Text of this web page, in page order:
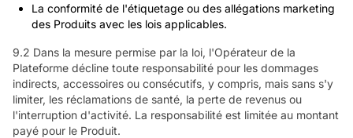
La conformité de l'étiquetage ou des allégations marketing
des Produits avec les lois applicables.
9.2 Dans la mesure permise par la loi, l'Opérateur de la
Plateforme décline toute responsabilité pour les dommages
indirects, accessoires ou consécutifs, y compris, mais sans s'y
limiter, les réclamations de santé, la perte de revenus ou
l'interruption d'activité. La responsabilité est limitée au montant
payé pour le Produit.